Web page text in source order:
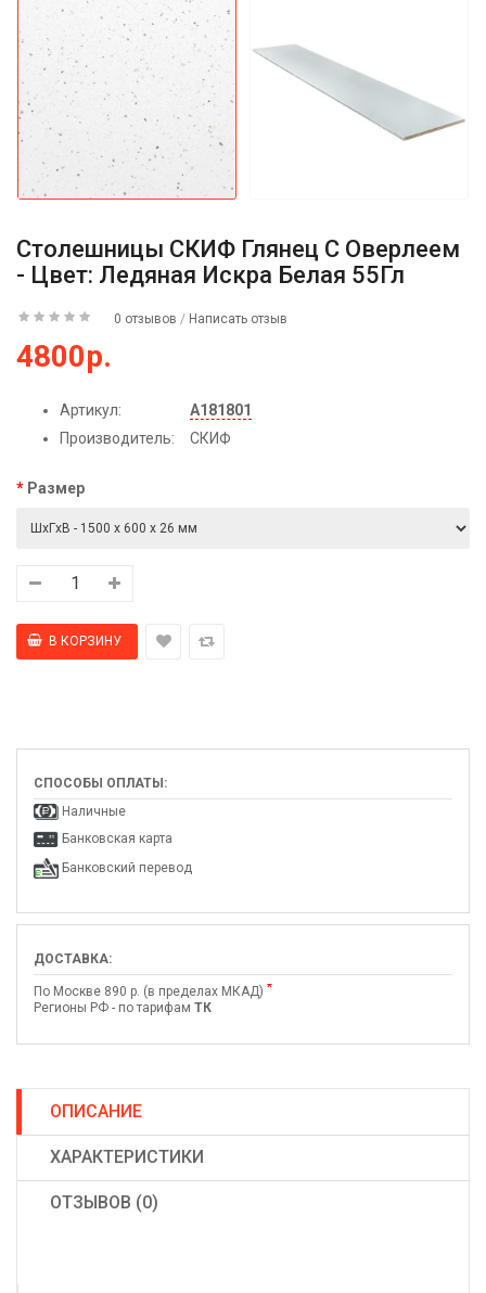
Столешницы СКИФ Глянец С Оверлеем
- Цвет: Ледяная Искра Белая 55Гл
0 отзывов / Написать отзыв
4800р.
Артикул:
А181801
Производитель:
СКИФ
Размер
СПОСОБЫ ОПЛАТЫ:
Наличные
Банковская карта
Банковский перевод
ДОСТАВКА:
По Москве 890 р. (в пределах МКАД) *
Регионы РФ - по тарифам ТК
ОПИСАНИЕ
ХАРАКТЕРИСТИКИ
ОТЗЫВОВ (0)